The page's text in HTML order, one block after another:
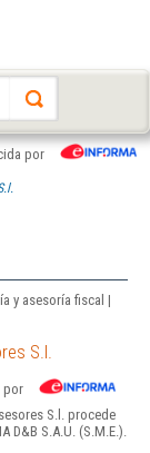
por
y asesoría fiscal |
S.l.
por
S.l. procede
D&B S.A.U. (S.M.E.).